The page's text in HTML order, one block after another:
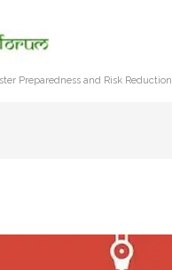
Preparedness and Risk Reduction